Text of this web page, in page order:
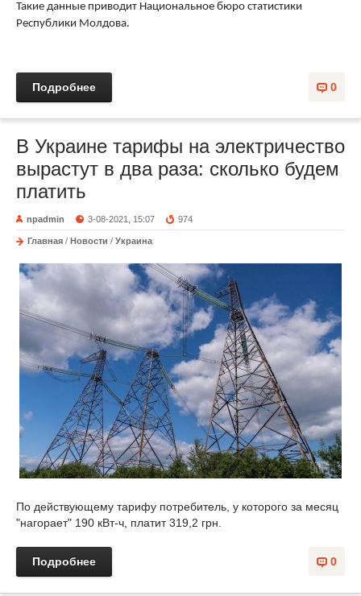
Такие данные приводит Национальное бюро статистики
Республики Молдова.
0
Подробнее
В Украине тарифы на электричество
вырастут в два раза: сколько будем
платить
npadmin 3-08-2021, 15:07 974
Главная / Новости / Украина
По действующему тарифу потребитель, у которого за месяц
"нагорает" 190 кВт-ч, платит 319,2 грн.
0
Подробнее